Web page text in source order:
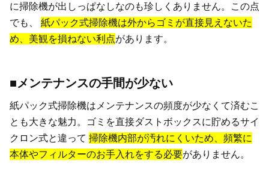
に掃除機が出しっぱなしなのも珍しくありません。この点
でも、 紙パック式掃除機は外からゴミが直接見えないた
め、美観を損ねない利点があります。
■メンテナンスの手間が少ない
紙パック式掃除機はメンテナンスの頻度が少なくて済むこ
とも大きな魅力。ゴミを直接ダストボックスに貯めるサイ
クロン式と違って 掃除機内部が汚れにくいため、頻繁に
本体やフィルターのお手入れをする必要がありません。